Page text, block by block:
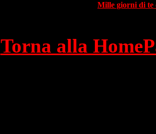
Mille giorni di te
Torna alla